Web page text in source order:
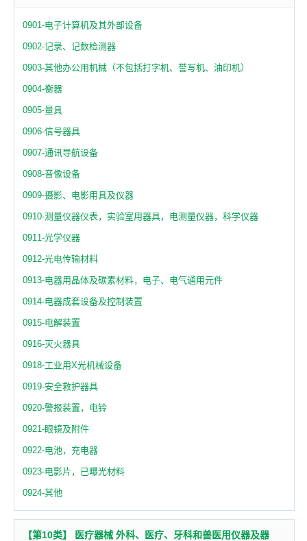
0901-电子计算机及其外部设备
0902-记录、记数检测器
0903-其他办公用机械（不包括打字机、誉写机、油印机）
0904-衡器
0905-量具
0906-信号器具
0907-通讯导航设备
0908-音像设备
0909-摄影、电影用具及仪器
0910-测量仪器仪表，实验室用器具，电测量仪器，科学仪器
0911-光学仪器
0912-光电传输材料
0913-电器用晶体及碳素材料，电子、电气通用元件
0914-电器成套设备及控制装置
0915-电解装置
0916-灭火器具
0918-工业用X光机械设备
0919-安全救护器具
0920-警报装置，电铃
0921-眼镜及附件
0922-电池，充电器
0923-电影片，已曝光材料
0924-其他
【第10类】 医疗器械 外科、医疗、牙科和兽医用仪器及器